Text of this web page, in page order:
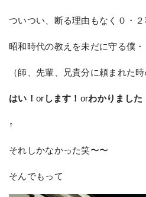
ついつい、断る理由もなく０・
昭和時代の教えを未だに守る僕
（師、先輩、兄貴分に頼まれた
はい！ or します！ orわかりました
↑
それしかなかった笑〜〜
そんでもって